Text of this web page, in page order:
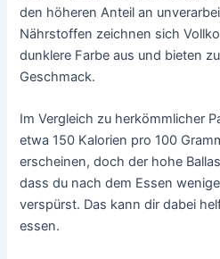
den höheren Anteil an
Nährstoffen zeichnen sich
dunklere Farbe aus und bieten
Geschmack.
Im Vergleich zu herkömmlicher
etwa 150 Kalorien pro 100
erscheinen, doch der hohe
dass du nach dem Essen
verspürst. Das kann dir dabei
essen.